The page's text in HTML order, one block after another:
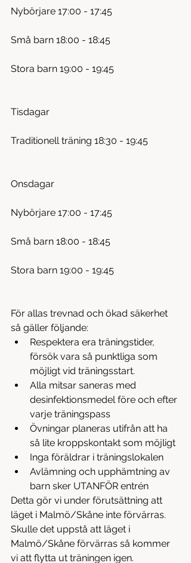
Nybörjare 17:00 - 17:45
Små barn 18:00 - 18:45
Stora barn 19:00 - 19:45
Tisdagar
Traditionell träning 18:30 - 19:45
Onsdagar
Nybörjare 17:00 - 17:45
Små barn 18:00 - 18:45
Stora barn 19:00 - 19:45
För allas trevnad och ökad säkerhet
så gäller följande:
Respektera era träningstider,
försök vara så punktliga som
möjligt vid träningsstart.
Alla mitsar saneras med
desinfektionsmedel före och efter
varje träningspass
Övningar planeras utifrån att ha
så lite kroppskontakt som möjligt
Inga föräldrar i träningslokalen
Avlämning och upphämtning av
barn sker UTANFÖR entrén
Detta gör vi under förutsättning att
läget i Malmö/Skåne inte förvärras.
Skulle det uppstå att läget i
Malmö/Skåne förvärras så kommer
vi att flytta ut träningen igen.